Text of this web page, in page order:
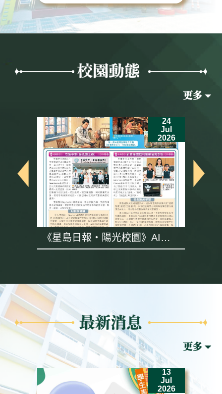
24
Jul
2026
《星島日報・陽光校園》AI專
題採訪
13
Jul
2026